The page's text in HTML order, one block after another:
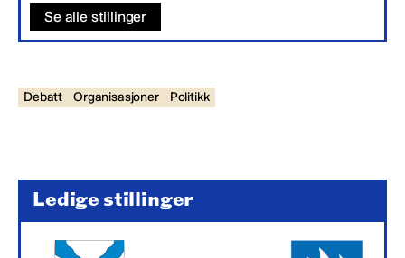
Se alle stillinger
Debatt Organisasjoner Politikk
Ledige stillinger